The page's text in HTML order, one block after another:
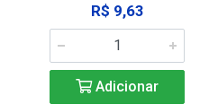
R$ 9,63
Adicionar